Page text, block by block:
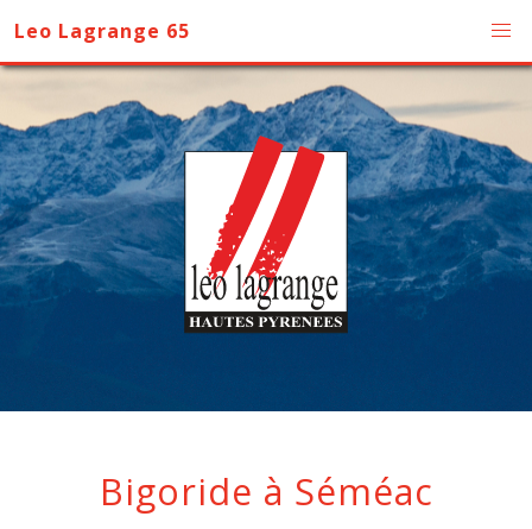
Leo Lagrange 65
Bigoride à Séméac